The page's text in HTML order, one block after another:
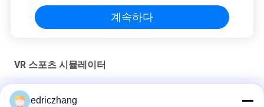
계속하다
VR 스포츠 시뮬레이터
상점가를 위한 VR 총격사건 게임을 가진 VR 비행거리 널 2명의 선
수 시뮬레이터 가상 현실 기계
edriczhang